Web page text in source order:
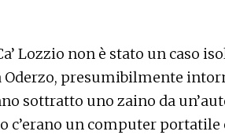
Lozzio non è stato un caso
Oderzo, presumibilmente
sottratto uno zaino da
c’erano un computer portatile